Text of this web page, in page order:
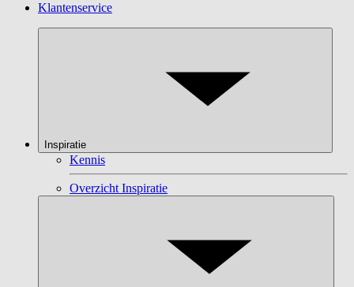
Klantenservice
Inspiratie
Kennis
Overzicht Inspiratie